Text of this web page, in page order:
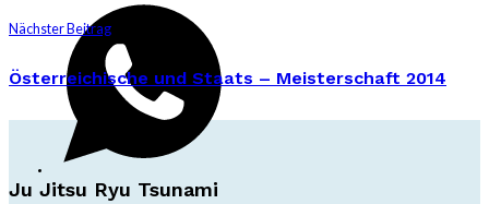
Nächster Beitrag
Österreichische und Staats – Meisterschaft 2014
Ju Jitsu Ryu Tsunami